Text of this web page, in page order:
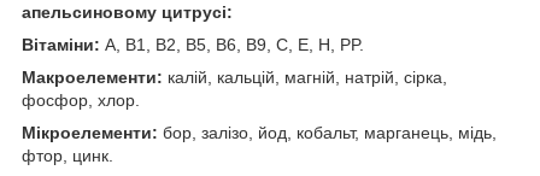
апельсиновому цитрусі:
Вітаміни: А, В1, В2, В5, В6, В9, C, Е, Н, PP.
Макроелементи: калій, кальцій, магній, натрій, сірка,
фосфор, хлор.
Мікроелементи: бор, залізо, йод, кобальт, марганець, мідь,
фтор, цинк.